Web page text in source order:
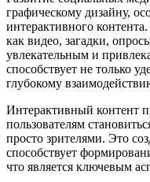
графическому дизайну,
интерактивного
как видео, загадки,
увлекательным и
способствует не только
глубокому
Интерактивный контент
пользователям
просто зрителями. Это
способствует
что является ключевым